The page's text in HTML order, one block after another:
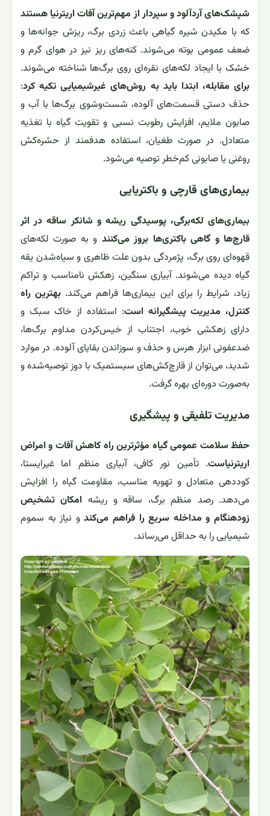
شپشک‌های آردآلود و سپردار از مهم‌ترین آفات اریترنیا هستند
که با مکیدن شیره گیاهی باعث زردی برگ، ریزش جوانه‌ها و
ضعف عمومی بوته می‌شوند. کنه‌های ریز نیز در هوای گرم و
خشک با ایجاد لکه‌های نقره‌ای روی برگ‌ها شناخته می‌شوند.
برای مقابله، ابتدا باید به روش‌های غیرشیمیایی تکیه کرد:
حذف دستی قسمت‌های آلوده، شست‌وشوی برگ‌ها با آب و
صابون ملایم، افزایش رطوبت نسبی و تقویت گیاه با تغذیه
متعادل. در صورت طغیان، استفاده هدفمند از حشره‌کش
روغنی یا صابونی کم‌خطر توصیه می‌شود.
بیماری‌های قارچی و باکتریایی
بیماری‌های لکه‌برگی، پوسیدگی ریشه و شانکر ساقه در اثر
قارچ‌ها و گاهی باکتری‌ها بروز می‌کنند و به صورت لکه‌های
قهوه‌ای روی برگ، پژمردگی بدون علت ظاهری و سیاه‌شدن یقه
گیاه دیده می‌شوند. آبیاری سنگین، زهکش نامناسب و تراکم
زیاد، شرایط را برای این بیماری‌ها فراهم می‌کند. بهترین راه
کنترل، مدیریت پیشگیرانه است: استفاده از خاک سبک و
دارای زهکشی خوب، اجتناب از خیس‌کردن مداوم برگ‌ها،
ضدعفونی ابزار هرس و حذف و سوزاندن بقایای آلوده. در موارد
شدید، می‌توان از قارچ‌کش‌های سیستمیک با دوز توصیه‌شده و
به‌صورت دوره‌ای بهره گرفت.
مدیریت تلفیقی و پیشگیری
حفظ سلامت عمومی گیاه مؤثرترین راه کاهش آفات و امراض
اریترنیاست. تأمین نور کافی، آبیاری منظم اما غیرایستا،
کوددهی متعادل و تهویه مناسب، مقاومت گیاه را افزایش
می‌دهد. رصد منظم برگ، ساقه و ریشه امکان تشخیص
زودهنگام و مداخله سریع را فراهم می‌کندو نیاز به سموم
شیمیایی را به حداقل می‌رساند.